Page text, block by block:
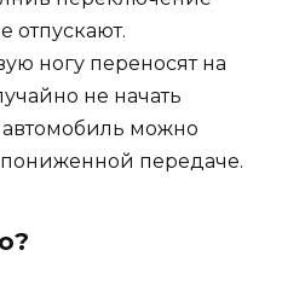
отпускают.
ногу переносят на
не начать
можно
пониженной передаче.